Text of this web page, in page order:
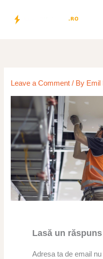
content
Leave a Comment / By
Lasă un răspuns
Adresa ta de email